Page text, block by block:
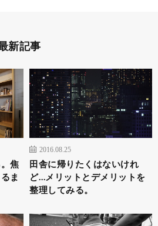
新記事
焦
ま
2016.08.25
田舎に帰りたくはないけれ
ど…メリットとデメリットを
整理してみる。